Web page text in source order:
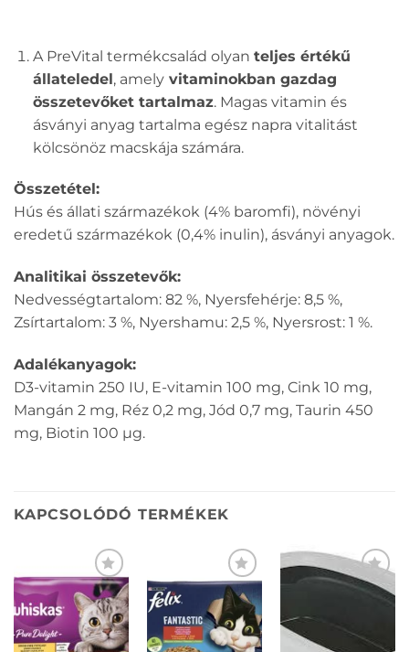
A PreVital termékcsalád olyan teljes értékű
állateledel, amelyvitaminokban gazdag
összetevőket tartalmaz. Magas vitamin és
ásványi anyag tartalma egész napra vitalitást
kölcsönöz macskája számára.
Összetétel:
Hús és állati származékok (4% baromfi), növényi
eredetű származékok (0,4% inulin), ásványi anyagok.
Analitikai összetevők:
Nedvességtartalom: 82 %, Nyersfehérje: 8,5 %,
Zsírtartalom: 3 %, Nyershamu: 2,5 %, Nyersrost: 1 %.
Adalékanyagok:
D3-vitamin 250 IU, E-vitamin 100 mg, Cink 10 mg,
Mangán 2 mg, Réz 0,2 mg, Jód 0,7 mg, Taurin 450
mg, Biotin 100 µg.
KAPCSOLÓDÓ TERMÉKEK
KEDVENCEKHEZ KEDVENCEKHEZ